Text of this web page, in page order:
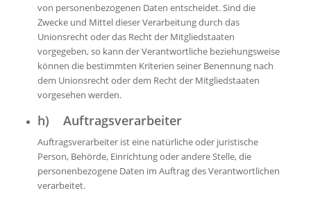
von personenbezogenen Daten entscheidet. Sind die
Zwecke und Mittel dieser Verarbeitung durch das
Unionsrecht oder das Recht der Mitgliedstaaten
vorgegeben, so kann der Verantwortliche beziehungsweise
können die bestimmten Kriterien seiner Benennung nach
dem Unionsrecht oder dem Recht der Mitgliedstaaten
vorgesehen werden.
h) Auftragsverarbeiter
Auftragsverarbeiter ist eine natürliche oder juristische
Person, Behörde, Einrichtung oder andere Stelle, die
personenbezogene Daten im Auftrag des Verantwortlichen
verarbeitet.